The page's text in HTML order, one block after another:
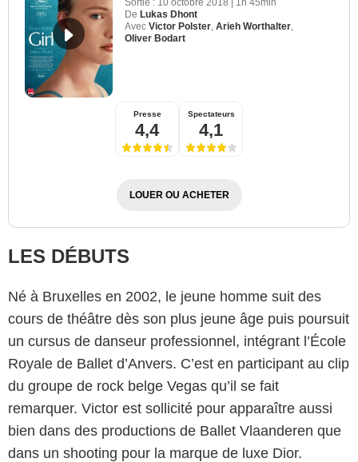
De Lukas Dhont
Avec Victor Polster Arieh Worthalter
Oliver Bodart
Presse
4,4
Spectateurs
4,1
LOUER OU ACHETER
LES DÉBUTS
Né à Bruxelles en 2002, le jeune homme suit des
cours de théâtre dès son plus jeune âge puis poursuit
un cursus de danseur professionnel, intégrant l’École
Royale de Ballet d’Anvers. C’est en participant au clip
du groupe de rock belge Vegas qu’il se fait
remarquer. Victor est sollicité pour apparaître aussi
bien dans des productions de Ballet Vlaanderen que
dans un shooting pour la marque de luxe Dior.